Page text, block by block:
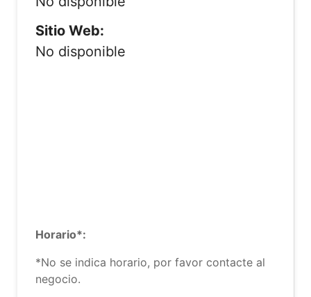
Sitio Web:
No disponible
Horario*:
*No se indica horario, por favor contacte al
negocio.